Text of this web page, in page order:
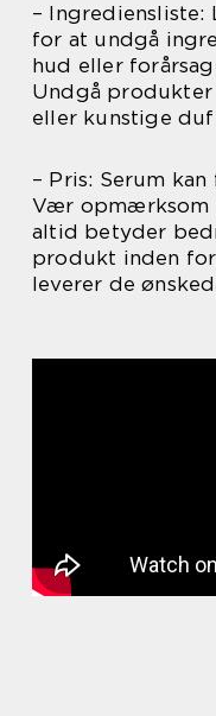
–
for at undgå
hud eller
Undgå produkter
eller kunstige
– Pris: Serum
Vær opmærksom
altid betyder
produkt inden
leverer de